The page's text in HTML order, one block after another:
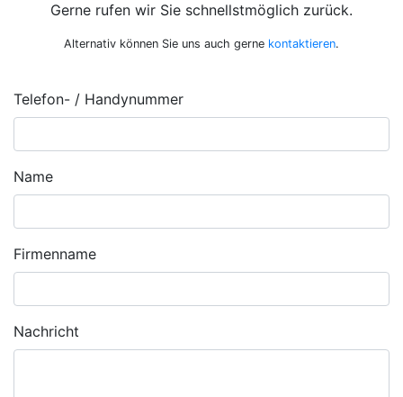
Gerne rufen wir Sie schnellstmöglich zurück.
Alternativ können Sie uns auch gerne kontaktieren.
Telefon- / Handynummer
Name
Firmenname
Nachricht